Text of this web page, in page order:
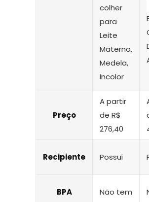
colher
para
Leite
Materno,
Medela,
Incolor
Preço
A partir
de R$
276,40
Recipiente Possui
BPA Não tem